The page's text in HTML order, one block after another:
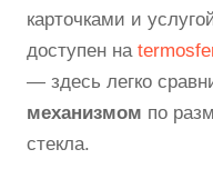
карточками и
доступен на
— здесь легко
механизмом по
стекла.